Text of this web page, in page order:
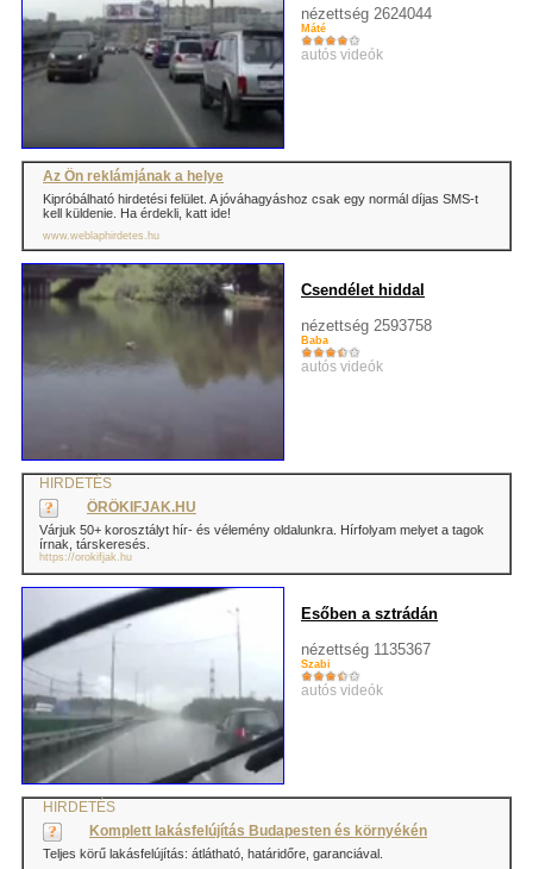
nézettség 2624044
Máté
autós videók
Az Ön reklámjának a helye
Kipróbálható hirdetési felület. A jóváhagyáshoz csak egy normál díjas SMS-t
kell küldenie. Ha érdekli, katt ide!
www.weblaphirdetes.hu
Csendélet hiddal
nézettség 2593758
Baba
autós videók
HIRDETÉS
ÖRÖKIFJAK.HU
Várjuk 50+ korosztályt hír- és vélemény oldalunkra. Hírfolyam melyet a tagok
írnak, társkeresés.
https://orokifjak.hu
Esőben a sztrádán
nézettség 1135367
Szabi
autós videók
HIRDETÉS
Komplett lakásfelújítás Budapesten és környékén
Teljes körű lakásfelújítás: átlátható, határidőre, garanciával.